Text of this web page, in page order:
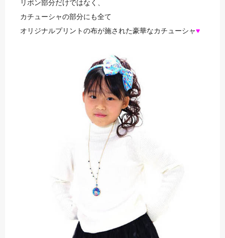
リボン部分だけではなく、
カチューシャの部分にも全て
オリジナルプリントの布が施された豪華なカチューシャ♥